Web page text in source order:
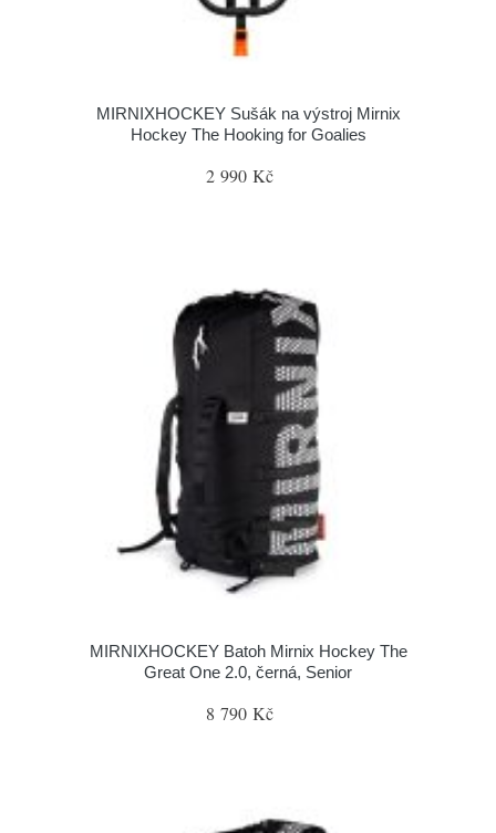
MIRNIXHOCKEY Sušák na výstroj Mirnix
Hockey The Hooking for Goalies
2 990 Kč
MIRNIXHOCKEY Batoh Mirnix Hockey The
Great One 2.0, černá, Senior
8 790 Kč